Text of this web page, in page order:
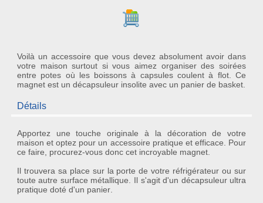
Ajouter au panier
Voilà un accessoire que vous devez absolument avoir dans
votre maison surtout si vous aimez organiser des soirées
entre potes où les boissons à capsules coulent à flot. Ce
magnet est un décapsuleur insolite avec un panier de basket.
Détails
Apportez une touche originale à la décoration de votre
maison et optez pour un accessoire pratique et efficace. Pour
ce faire, procurez-vous donc cet incroyable magnet.
Il trouvera sa place sur la porte de votre réfrigérateur ou sur
toute autre surface métallique. Il s'agit d'un décapsuleurultra
pratique doté d'un panier.